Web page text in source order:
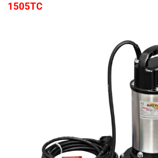
1505TC